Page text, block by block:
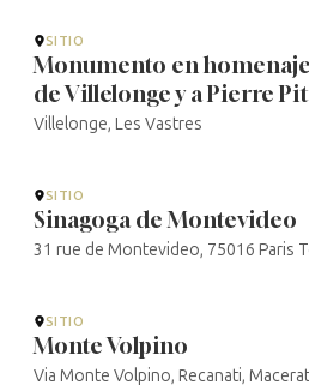
SITIO
Monumento en
de Villelonge y a Pierre
Villelonge, Les Vastres
SITIO
Sinagoga de Montevideo
31 rue de Montevideo, 75016 Paris
SITIO
Monte Volpino
Via Monte Volpino, Recanati,